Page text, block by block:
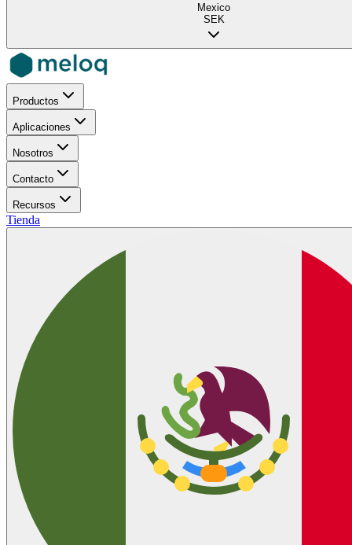
Mexico
SEK
Productos
Aplicaciones
Nosotros
Contacto
Recursos
Tienda